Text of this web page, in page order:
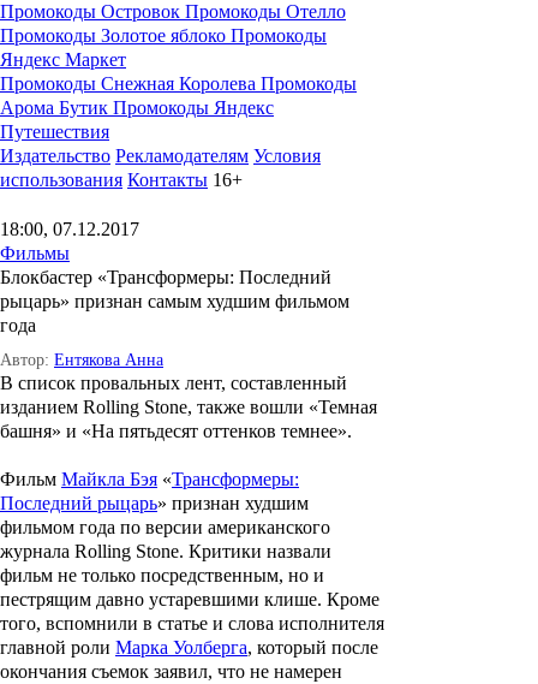
Промокоды Островок Промокоды Отелло
Промокоды Золотое яблоко Промокоды
Яндекс Маркет
Промокоды Снежная Королева Промокоды
Арома Бутик Промокоды Яндекс
Путешествия
Издательство Рекламодателям Условия
использования Контакты 16+
18:00, 07.12.2017
Фильмы
Блокбастер «Трансформеры: Последний
рыцарь» признан самым худшим фильмом
года
Автор: Ентякова Анна
В список провальных лент, составленный
изданием Rolling Stone, также вошли «Темная
башня» и «На пятьдесят оттенков темнее».
Фильм Майкла Бэя «Трансформеры:
Последний рыцарь» признан худшим
фильмом года по версии американского
журнала Rolling Stone. Критики назвали
фильм не только посредственным, но и
пестрящим давно устаревшими клише. Кроме
того, вспомнили в статье и слова исполнителя
главной роли Марка Уолберга, который после
окончания съемок заявил, что не намерен